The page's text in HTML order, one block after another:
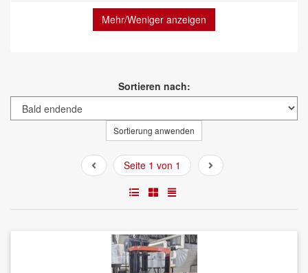
Mehr/Weniger anzeigen
Sortieren nach:
Sortierung anwenden
Seite 1 von 1